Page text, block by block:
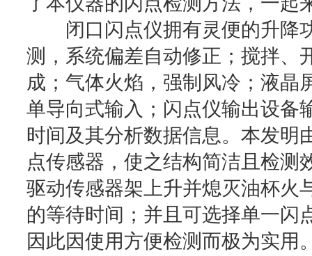
闭口闪点仪拥有灵便的升降
测，系统偏差自动修正；搅拌、
成；气体火焰，强制风冷；液晶
单导向式输入；闪点仪输出设备
时间及其分析数据信息。本发明
点传感器，使之结构简洁且检测
驱动传感器架上升并熄灭油杯火
的等待时间；并且可选择单一闪
因此因使用方便检测而极为实用